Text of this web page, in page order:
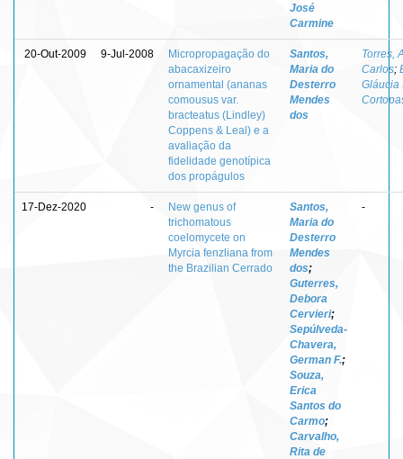
José
Carmine
20-Out-2009 9-Jul-2008
Micropropagação do
abacaxizeiro
ornamental (ananas
comousus var.
bracteatus (Lindley)
Coppens & Leal) e a
avaliação da
fidelidade genotípica
dos propágulos
Santos,
Maria do
Desterro
Mendes
dos
Torres,
Carlos;
Gláucia
17-Dez-2020 -
New genus of
trichomatous
coelomycete on
Myrcia fenzliana from
the Brazilian Cerrado
Santos,
Maria do
Desterro
Mendes
dos;
Guterres,
Debora
Cervieri;
Sepúlveda-
Chavera,
German F.;
Souza,
Erica
Santos do
Carmo;
Carvalho,
Rita de
-